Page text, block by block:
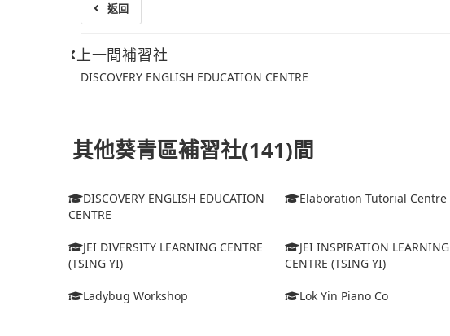
返回
上一間補習社
DISCOVERY ENGLISH EDUCATION CENTRE
其他葵青區補習社(141)間
DISCOVERY ENGLISH EDUCATION
CENTRE
Elaboration Tutorial Centre
JEI DIVERSITY LEARNING CENTRE
(TSING YI)
JEI INSPIRATION LEARNING
CENTRE (TSING YI)
Ladybug Workshop Lok Yin Piano Co